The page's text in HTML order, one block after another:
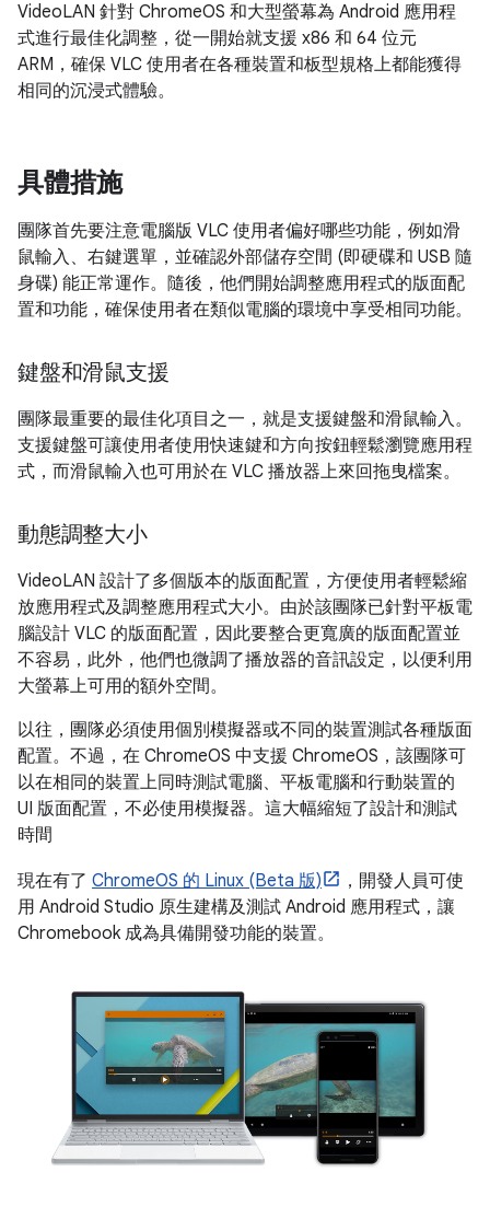
VideoLAN 針對 ChromeOS 和大型螢幕為 Android 應用程
式進行最佳化調整，從一開始就支援 x86 和 64 位元
ARM，確保 VLC 使用者在各種裝置和板型規格上都能獲得
相同的沉浸式體驗。
具體措施
團隊首先要注意電腦版 VLC 使用者偏好哪些功能，例如滑
鼠輸入、右鍵選單，並確認外部儲存空間 (即硬碟和 USB 隨
身碟) 能正常運作。隨後，他們開始調整應用程式的版面配
置和功能，確保使用者在類似電腦的環境中享受相同功能。
鍵盤和滑鼠支援
團隊最重要的最佳化項目之一，就是支援鍵盤和滑鼠輸入。
支援鍵盤可讓使用者使用快速鍵和方向按鈕輕鬆瀏覽應用程
式，而滑鼠輸入也可用於在 VLC 播放器上來回拖曳檔案。
動態調整大小
VideoLAN 設計了多個版本的版面配置，方便使用者輕鬆縮
放應用程式及調整應用程式大小。由於該團隊已針對平板電
腦設計 VLC 的版面配置，因此要整合更寬廣的版面配置並
不容易，此外，他們也微調了播放器的音訊設定，以便利用
大螢幕上可用的額外空間。
以往，團隊必須使用個別模擬器或不同的裝置測試各種版面
配置。不過，在 ChromeOS 中支援 ChromeOS，該團隊可
以在相同的裝置上同時測試電腦、平板電腦和行動裝置的
UI 版面配置，不必使用模擬器。這大幅縮短了設計和測試
時間
現在有了 ChromeOS 的 Linux (Beta 版)
，開發人員可使
用 Android Studio 原生建構及測試 Android 應用程式，讓
Chromebook 成為具備開發功能的裝置。